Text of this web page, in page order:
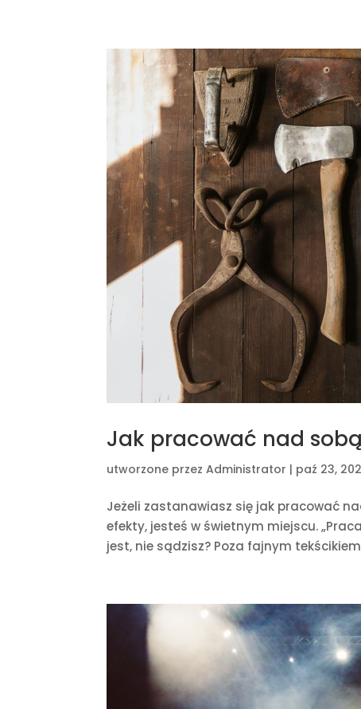
Jak pracować nad
utworzone przezAdministrator | paź 23,
Jeżeli zastanawiasz się jak pracować
efekty, jesteś w świetnym miejscu.
jest, nie sądzisz? Poza fajnym